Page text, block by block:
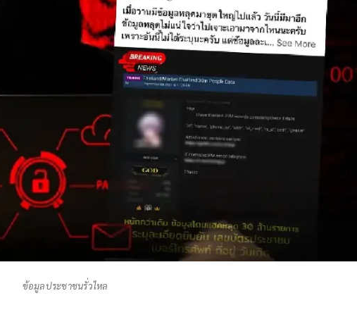
ข้อมูลประชาชนรั่วไหล